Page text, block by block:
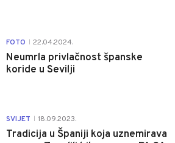
FOTO 22.04.2024.
Neumrla privlačnost španske
koride u Sevilji
SVIJET 18.09.2023.
Tradicija u Španiji koja uznemirava